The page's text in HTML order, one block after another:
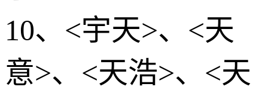
10、<宇天>、<天
意>、<天浩>、<天